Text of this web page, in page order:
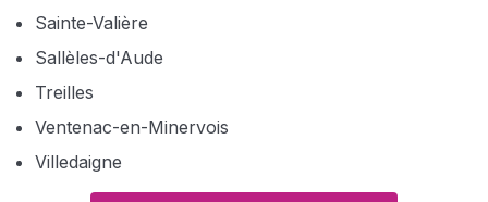
Sainte-Valière
Sallèles-d'Aude
Treilles
Ventenac-en-Minervois
Villedaigne